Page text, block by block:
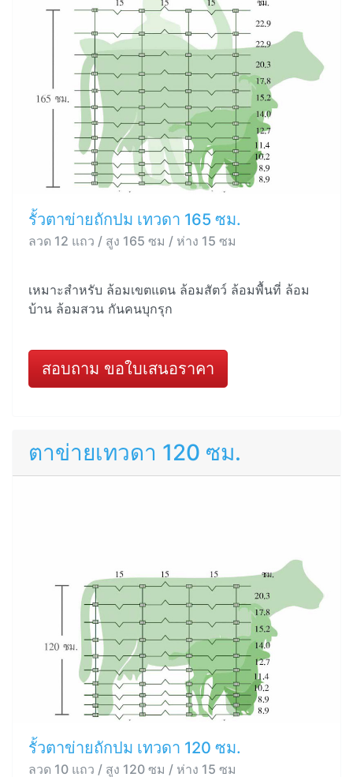
รั้วตาข่ายถักปม เทวดา 165 ซม.
ลวด 12 แถว / สูง 165 ซม / ห่าง 15 ซม
เหมาะสำหรับ ล้อมเขตแดน ล้อมสัตว์ ล้อมพื้นที่ ล้อม
บ้าน ล้อมสวน กันคนบุกรุก
สอบถาม ขอใบเสนอราคา
ตาข่ายเทวดา 120 ซม.
รั้วตาข่ายถักปม เทวดา 120 ซม.
ลวด 10 แถว / สูง 120 ซม / ห่าง 15 ซม